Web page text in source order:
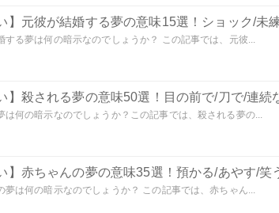
】元彼が結婚する夢の意味15選！ショック/未
する夢は何の暗示なのでしょうか？ この記事では、元彼...
】殺される夢の意味50選！目の前で/刀で/連続
は何の暗示なのでしょうか？この記事では、殺される夢の...
】赤ちゃんの夢の意味35選！預かる/あやす/笑
夢は何の暗示なのでしょうか？ この記事では、赤ちゃん...